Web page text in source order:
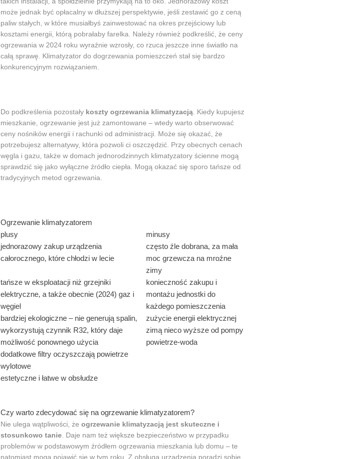
może jednak być opłacalny w dłuższej perspektywie, jeśli zestawić go z ceną
paliw stałych, w które musiałbyś zainwestować na okres przejściowy lub
kosztami energii, którą pobrałaby farelka. Należy również podkreślić, że ceny
ogrzewania w 2024 roku wyraźnie wzrosły, co rzuca jeszcze inne światło na
całą sprawę. Klimatyzator do dogrzewania pomieszczeń stał się bardzo
konkurencyjnym rozwiązaniem.
Do podkreślenia pozostały koszty ogrzewania klimatyzacją . Kiedy kupujesz
mieszkanie, ogrzewanie jest już zamontowane – wtedy warto obserwować
ceny nośników energii i rachunki od administracji. Może się okazać, że
potrzebujesz alternatywy, która pozwoli ci oszczędzić. Przy obecnych cenach
węgla i gazu, także w domach jednorodzinnych klimatyzatory ścienne mogą
sprawdzić się jako wyłączne źródło ciepła. Mogą okazać się sporo tańsze od
tradycyjnych metod ogrzewania.
Ogrzewanie klimatyzatorem
plusy
minusy
jednorazowy zakup urządzenia
całorocznego, które chłodzi w lecie
często źle dobrana, za mała
moc grzewcza na mroźne
zimy
tańsze w eksploatacji niż grzejniki
elektryczne, a także obecnie (2024) gaz i
węgiel
konieczność zakupu i
montażu jednostki do
każdego pomieszczenia
bardziej ekologiczne – nie generują spalin,
wykorzystują czynnik R32, który daje
możliwość ponownego użycia
zużycie energii elektrycznej
zimą nieco wyższe od pompy
powietrze-woda
dodatkowe filtry oczyszczają powietrze
wylotowe
estetyczne i łatwe w obsłudze
Czy warto zdecydować się na ogrzewanie klimatyzatorem?
Nie ulega wątpliwości, że ogrzewanie klimatyzacją jest skuteczne i
stosunkowo tanie . Daje nam też większe bezpieczeństwo w przypadku
problemów w podstawowym źródłem ogrzewania mieszkania lub domu – te
natomiast mogą pojawić się w tym roku. Z obsługą urządzenia poradzi sobie